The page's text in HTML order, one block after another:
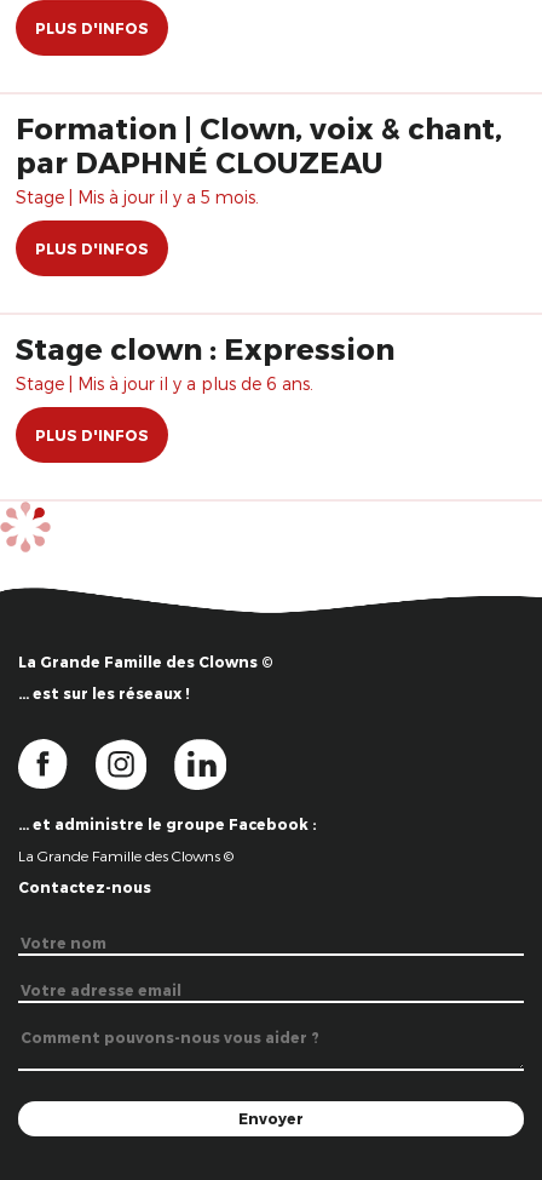
PLUS D'INFOS
Formation | Clown, voix & chant,
par DAPHNÉ CLOUZEAU
Stage | Mis à jour il y a 5 mois.
PLUS D'INFOS
Stage clown : Expression
Stage | Mis à jour il y a plus de 6 ans.
PLUS D'INFOS
La Grande Famille des Clowns ©
… est sur les réseaux !
… et administre le groupe Facebook :
La Grande Famille des Clowns ©
Contactez-nous